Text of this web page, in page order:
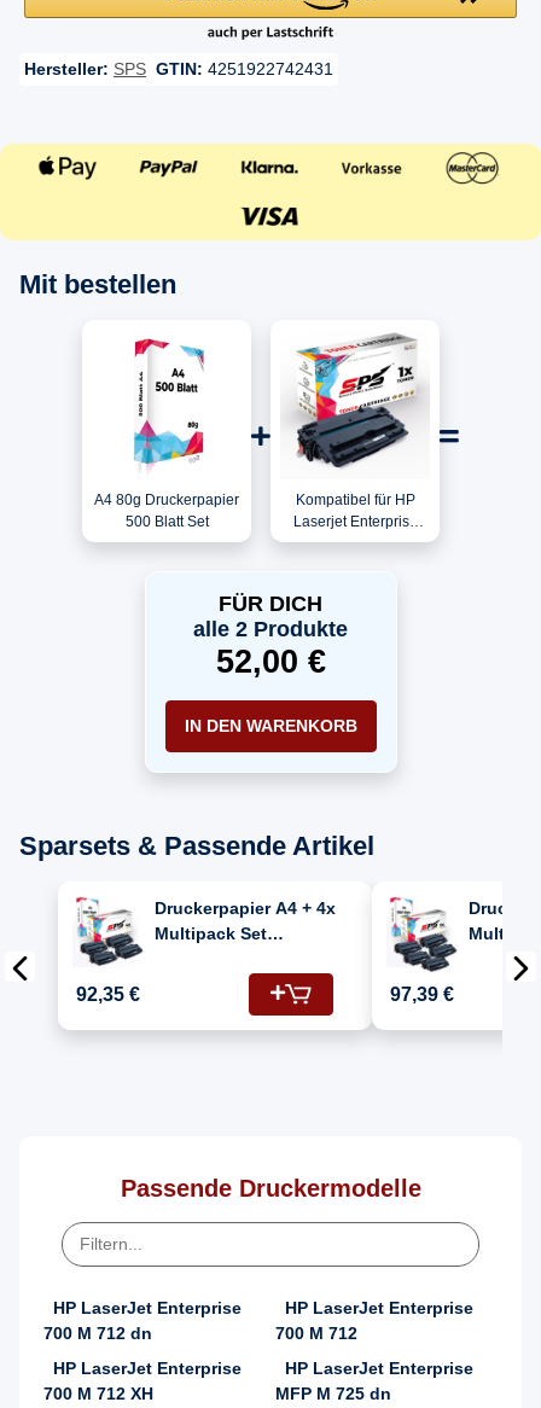
Hersteller: SPS GTIN: 4251922742431
Mit bestellen
A4 80g Druckerpapier
500 Blatt Set
Kompatibel für HP
Laserjet Enterprise
MFP M 725/ CF214A /
FÜR DICH
alle 2 Produkte
52,00 €
IN DEN WARENKORB
Sparsets & Passende Artikel
Druckerpapier A4 + 4x
Multipack Set
Laserjet Enterprise
(CF214A/14A) Toner
92,35 € 97,39 €
Passende Druckermodelle
HP LaserJet Enterprise
700 M 712 dn
HP LaserJet Enterprise
700 M 712
HP LaserJet Enterprise
700 M 712 XH
HP LaserJet Enterprise
MFP M 725 dn